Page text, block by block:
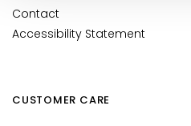
u
m
a
Contact
Accessibility Statement
CUSTOMER CARE